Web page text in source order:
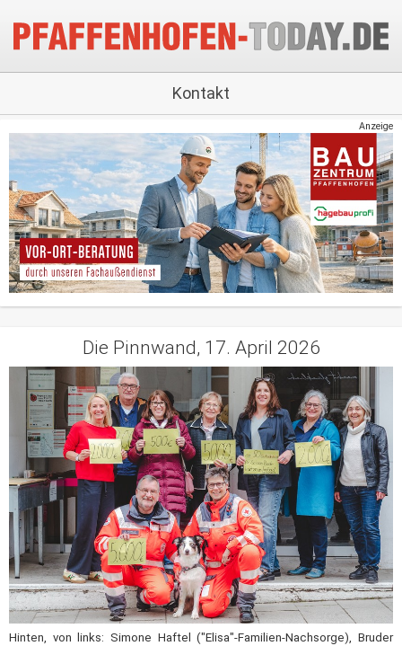
Kontakt
Anzeige
Die Pinnwand, 17. April 2026
Hinten, von links: Simone Haftel ("Elisa"-Familien-Nachsorge), Bruder